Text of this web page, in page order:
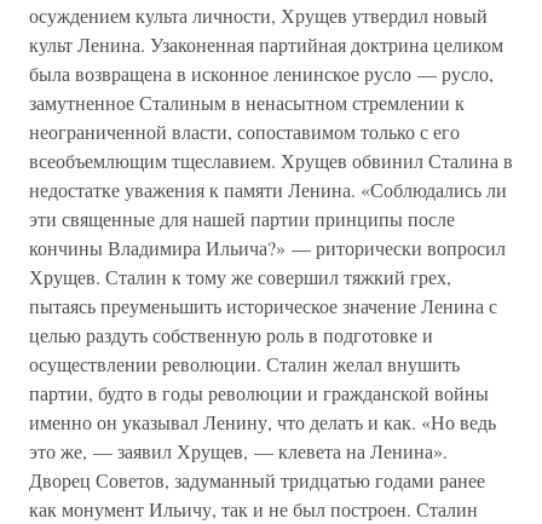
осуждением культа личности, Хрущев утвердил новый
культ Ленина. Узаконенная партийная доктрина целиком
была возвращена в исконное ленинское русло — русло,
замутненное Сталиным в ненасытном стремлении к
неограниченной власти, сопоставимом только с его
всеобъемлющим тщеславием. Хрущев обвинил Сталина в
недостатке уважения к памяти Ленина. «Соблюдались ли
эти священные для нашей партии принципы после
кончины Владимира Ильича?» — риторически вопросил
Хрущев. Сталин к тому же совершил тяжкий грех,
пытаясь преуменьшить историческое значение Ленина с
целью раздуть собственную роль в подготовке и
осуществлении революции. Сталин желал внушить
партии, будто в годы революции и гражданской войны
именно он указывал Ленину, что делать и как. «Но ведь
это же, — заявил Хрущев, — клевета на Ленина».
Дворец Советов, задуманный тридцатью годами ранее
как монумент Ильичу, так и не был построен. Сталин